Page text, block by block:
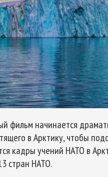
фильм начинается
в Арктику, чтобы
кадры учений НАТО в
стран НАТО.